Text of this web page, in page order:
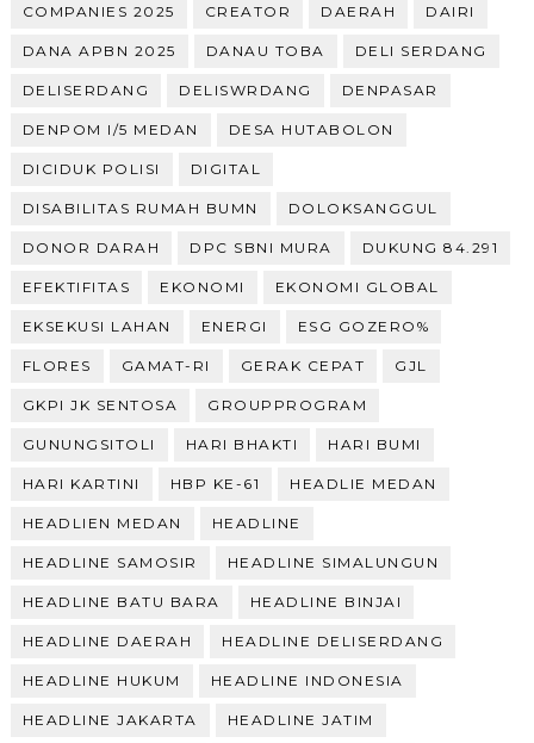
COMPANIES 2025 CREATOR DAERAH DAIRI
DANA APBN 2025 DANAU TOBA DELI SERDANG
DELISERDANG DELISWRDANG DENPASAR
DENPOM I/5 MEDAN DESA HUTABOLON
DICIDUK POLISI DIGITAL
DISABILITAS RUMAH BUMN DOLOKSANGGUL
DONOR DARAH DPC SBNI MURA DUKUNG 84.291
EFEKTIFITAS EKONOMI EKONOMI GLOBAL
EKSEKUSI LAHAN ENERGI ESG GOZERO%
FLORES GAMAT-RI GERAK CEPAT GJL
GKPI JK SENTOSA GROUPPROGRAM
GUNUNGSITOLI HARI BHAKTI HARI BUMI
HARI KARTINI HBP KE-61 HEADLIE MEDAN
HEADLIEN MEDAN HEADLINE
HEADLINE SAMOSIR HEADLINE SIMALUNGUN
HEADLINE BATU BARA HEADLINE BINJAI
HEADLINE DAERAH HEADLINE DELISERDANG
HEADLINE HUKUM HEADLINE INDONESIA
HEADLINE JAKARTA HEADLINE JATIM